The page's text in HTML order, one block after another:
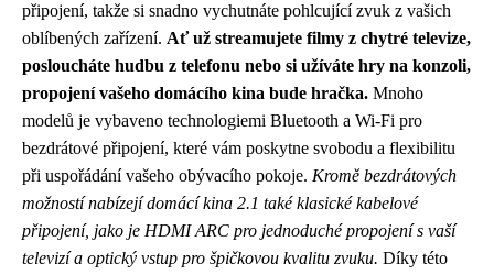
připojení, takže si snadno vychutnáte pohlcující zvuk z vašich
oblíbených zařízení. Ať už streamujete filmy z chytré televize,
posloucháte hudbu z telefonu nebo si užíváte hry na konzoli,
propojení vašeho domácího kina bude hračka. Mnoho
modelů je vybaveno technologiemi Bluetooth a Wi-Fi pro
bezdrátové připojení, které vám poskytne svobodu a flexibilitu
při uspořádání vašeho obývacího pokoje. Kromě bezdrátových
možností nabízejí domácí kina 2.1 také klasické kabelové
připojení, jako je HDMI ARC pro jednoduché propojení s vaší
televizí a optický vstup pro špičkovou kvalitu zvuku. Díky této